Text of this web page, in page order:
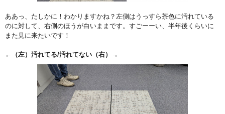
ああっ、たしかに！わかりますかね？左側はうっすら茶色に汚れている
のに対して、右側のほうが白いままです。すごーーい、半年後くらいに
また見に来たいです！
←（左）汚れてる/汚れてない（右）→